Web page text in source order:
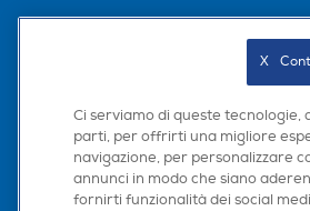
Scarica la nostra app
Ci serviamo di queste tecnologie,
parti, per offrirti una migliore
navigazione, per personalizzare
annunci in modo che siano
fornirti funzionalità dei social
X